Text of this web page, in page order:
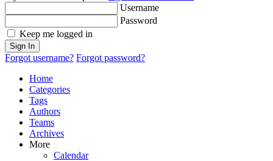
Username
Password
Keep me logged in
Sign In
Forgot username? Forgot password?
Home
Categories
Tags
Authors
Teams
Archives
More
Calendar